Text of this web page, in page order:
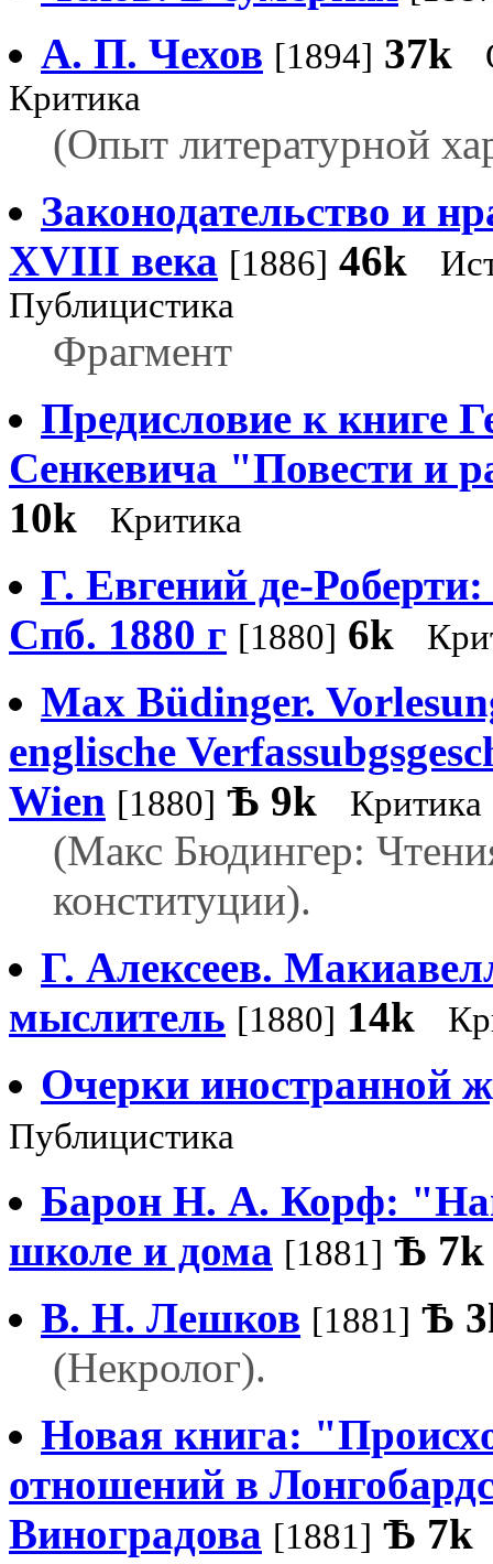
А. П. Чехов [1894] 37k
Критика
(Опыт литературной
Законодательство и
XVIII века [1886] 46k
Публицистика
Фрагмент
Предисловие к книге
Сенкевича "Повести и
10k
Критика
Г. Евгений де-
Спб. 1880 г [1880] 6k
Max Büdinger.
englische
Wien [1880] Ѣ 9k Критика
(Макс Бюдингер:
конституции).
Г. Алексеев.
мыслитель [1880] 14k
Очерки иностранной
Публицистика
Барон Н. А. Корф:
школе и дома [1881] Ѣ 7k
В. Н. Лешков [1881] Ѣ
(Некролог).
Новая книга:
отношений в
Виноградова [1881] Ѣ 7k